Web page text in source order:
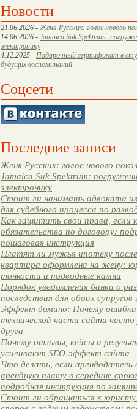
Новости
21.06.2026 - Женя Русских: голос нового
14.06.2026 - Jamaica Suk Spektrum:
электронику
4.12.2025 - Подарочный сертификат в
будущих воспоминаний
Соцсети
Последние записи
Женя Русских: голос нового
Jamaica Suk Spektrum:
электронику
Стоит ли нанимать адвоката из
для судебного процесса по
Как защитить свои права, если
обязательства по договору:
пошаговая инструкция
Платят ли мужья ипотеку после
квартира оформлена на жену:
тонкости и подводные камни
Порядок уведомления банка о
последствия для обоих супругов
Эффект домино: Почему ошибки
технической части сайта
друга
Почему отзывы, кейсы и
усиливают SEO-эффект сайта
Что делать, если арендодатель
арендную плату в середине
подробная инструкция по
Стоит ли обращаться к юристу